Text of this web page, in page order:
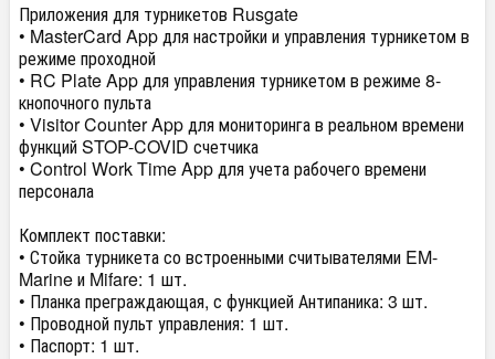
Приложения для турникетов Rusgate
• MasterCard App для настройки и управления турникетом в
режиме проходной
• RC Plate App для управления турникетом в режиме 8-
кнопочного пульта
• Visitor Counter App для мониторинга в реальном времени
функций STOP-COVID счетчика
• Control Work Time App для учета рабочего времени
персонала
Комплект поставки:
• Стойка турникета со встроенными считывателями EM-
Marine и Mifare: 1 шт.
• Планка преграждающая, с функцией Антипаника: 3 шт.
• Проводной пульт управления: 1 шт.
• Паспорт: 1 шт.